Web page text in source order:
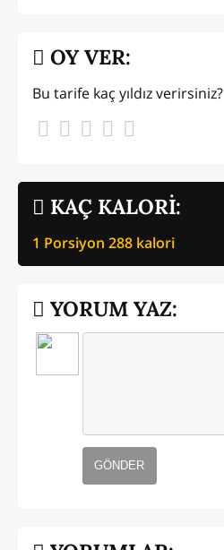
KAÇ KALORİ:
1 Porsiyon 288 kalori
OY VER:
Bu tarife kaç yıldız verirsiniz?
YORUM YAZ:
GÖNDER